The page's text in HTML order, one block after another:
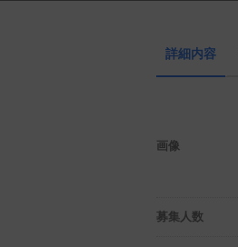
詳細内容
画像
募集人数